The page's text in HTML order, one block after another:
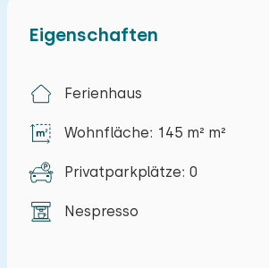
Die Lage am Deich trägt zum
Möglichkeiten zum Wandern,
Genießen der Landschaft mit
offenen und weitläufigen
Eigenschaften
Ferienhaus
Wohnfläche: 145 m² m²
Privatparkplätze: 0
Nespresso